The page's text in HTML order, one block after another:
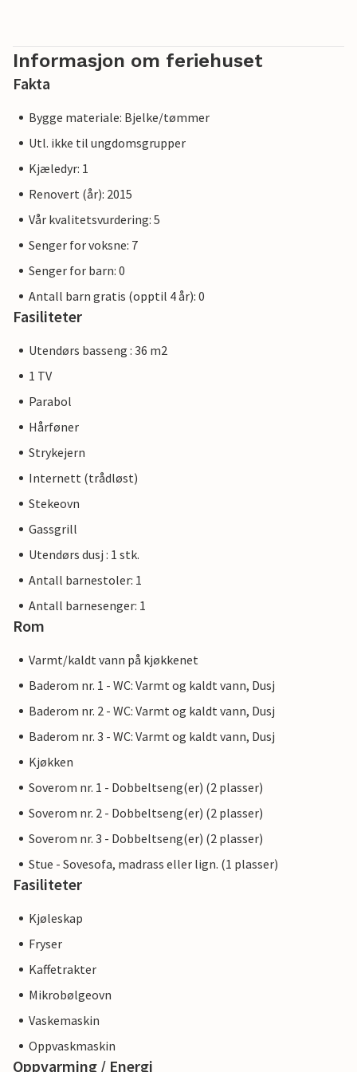
Informasjon om feriehuset
Fakta
Bygge materiale: Bjelke/tømmer
Utl. ikke til ungdomsgrupper
Kjæledyr: 1
Renovert (år): 2015
Vår kvalitetsvurdering: 5
Senger for voksne: 7
Senger for barn: 0
Antall barn gratis (opptil 4 år): 0
Fasiliteter
Utendørs basseng : 36 m2
1 TV
Parabol
Hårføner
Strykejern
Internett (trådløst)
Stekeovn
Gassgrill
Utendørs dusj : 1 stk.
Antall barnestoler: 1
Antall barnesenger: 1
Rom
Varmt/kaldt vann på kjøkkenet
Baderom nr. 1 - WC: Varmt og kaldt vann, Dusj
Baderom nr. 2 - WC: Varmt og kaldt vann, Dusj
Baderom nr. 3 - WC: Varmt og kaldt vann, Dusj
Kjøkken
Soverom nr. 1 - Dobbeltseng(er) (2 plasser)
Soverom nr. 2 - Dobbeltseng(er) (2 plasser)
Soverom nr. 3 - Dobbeltseng(er) (2 plasser)
Stue - Sovesofa, madrass eller lign. (1 plasser)
Fasiliteter
Kjøleskap
Fryser
Kaffetrakter
Mikrobølgeovn
Vaskemaskin
Oppvaskmaskin
Oppvarming / Energi